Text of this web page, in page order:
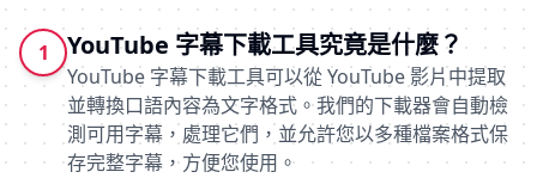
1 YouTube 字幕下載工具究竟是什麼？
YouTube 字幕下載工具可以從 YouTube 影片中提取
並轉換口語內容為文字格式。我們的下載器會自動檢
測可用字幕，處理它們，並允許您以多種檔案格式保
存完整字幕，方便您使用。